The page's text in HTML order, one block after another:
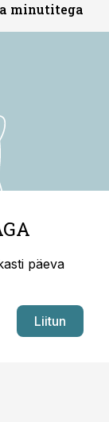
minutitega
päeva
Liitun